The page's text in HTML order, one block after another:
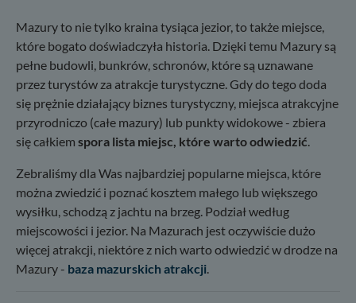
Mazury to nie tylko kraina tysiąca jezior, to także miejsce,
które bogato doświadczyła historia. Dzięki temu Mazury są
pełne budowli, bunkrów, schronów, które są uznawane
przez turystów za atrakcje turystyczne. Gdy do tego doda
się prężnie działający biznes turystyczny, miejsca atrakcyjne
przyrodniczo (całe mazury) lub punkty widokowe - zbiera
się całkiem spora lista miejsc, które warto odwiedzić.
Zebraliśmy dla Was najbardziej popularne miejsca, które
można zwiedzić i poznać kosztem małego lub większego
wysiłku, schodzą z jachtu na brzeg. Podział według
miejscowości i jezior. Na Mazurach jest oczywiście dużo
więcej atrakcji, niektóre z nich warto odwiedzić w drodze na
Mazury - baza mazurskich atrakcji.